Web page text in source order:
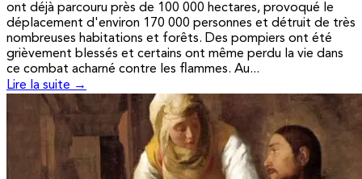
ont déjà parcouru près de 100 000 hectares, provoqué le
déplacement d'environ 170 000 personnes et détruit de très
nombreuses habitations et forêts. Des pompiers ont été
grièvement blessés et certains ont même perdu la vie dans
ce combat acharné contre les flammes. Au...
Lire la suite →